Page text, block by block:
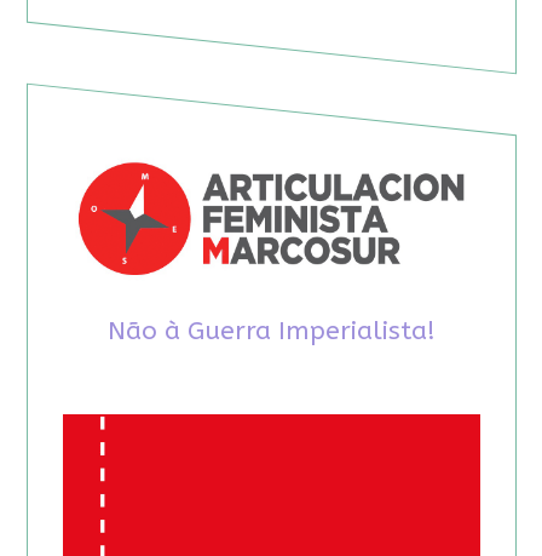
Não à Guerra Imperialista!